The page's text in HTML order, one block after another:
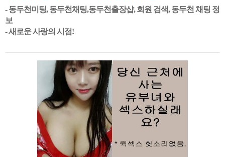
- 동두천미팅, 동두천채팅,동두천출장샵, 회원 검색, 동두천 채팅 정
보
- 새로운 사랑의 시점!